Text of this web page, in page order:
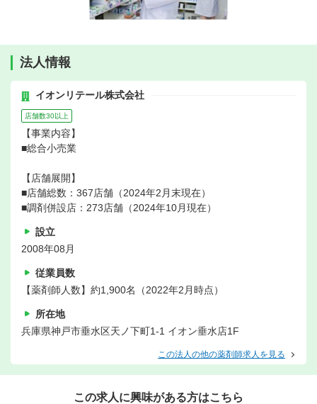
法人情報
イオンリテール株式会社
店舗数30以上
【事業内容】
■総合小売業
【店舗展開】
■店舗総数：367店舗（2024年2月末現在）
■調剤併設店：273店舗（2024年10月現在）
設立
2008年08月
従業員数
【薬剤師人数】約1,900名（2022年2月時点）
所在地
兵庫県神戸市垂水区天ノ下町1-1 イオン垂水店1F
この法人の他の薬剤師求人を見る
この求人に興味がある方はこちら